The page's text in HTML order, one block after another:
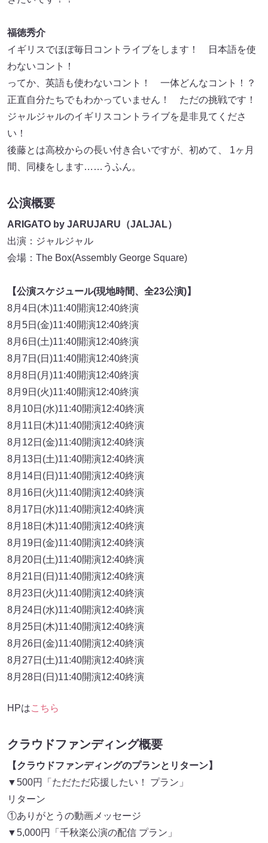
福徳秀介
イギリスでほぼ毎日コントライブをします！ 日本語を使
わないコント！
ってか、英語も使わないコント！ 一体どんなコント！？
正直自分たちでもわかっていません！ ただの挑戦です！
ジャルジャルのイギリスコントライブを是非見てくださ
い！
後藤とは高校からの長い付き合いですが、初めて、 1ヶ月
間、同棲をします……うふん。
公演概要
ARIGATO by JARUJARU（JALJAL）
出演：ジャルジャル
会場：The Box(Assembly George Square)
【公演スケジュール(現地時間、全23公演)】
8月4日(木)11:40開演12:40終演
8月5日(金)11:40開演12:40終演
8月6日(土)11:40開演12:40終演
8月7日(日)11:40開演12:40終演
8月8日(月)11:40開演12:40終演
8月9日(火)11:40開演12:40終演
8月10日(水)11:40開演12:40終演
8月11日(木)11:40開演12:40終演
8月12日(金)11:40開演12:40終演
8月13日(土)11:40開演12:40終演
8月14日(日)11:40開演12:40終演
8月16日(火)11:40開演12:40終演
8月17日(水)11:40開演12:40終演
8月18日(木)11:40開演12:40終演
8月19日(金)11:40開演12:40終演
8月20日(土)11:40開演12:40終演
8月21日(日)11:40開演12:40終演
8月23日(火)11:40開演12:40終演
8月24日(水)11:40開演12:40終演
8月25日(木)11:40開演12:40終演
8月26日(金)11:40開演12:40終演
8月27日(土)11:40開演12:40終演
8月28日(日)11:40開演12:40終演
HPはこちら
クラウドファンディング概要
【クラウドファンディングのプランとリターン】
▼500円「ただただ応援したい！ プラン」
リターン
①ありがとうの動画メッセージ
▼5,000円「千秋楽公演の配信 プラン」